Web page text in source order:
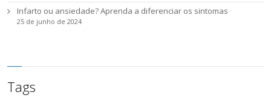
Infarto ou ansiedade? Aprenda a diferenciar os sintomas
25 de junho de 2024
Tags